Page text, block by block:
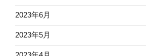
2023年6月
2023年5月